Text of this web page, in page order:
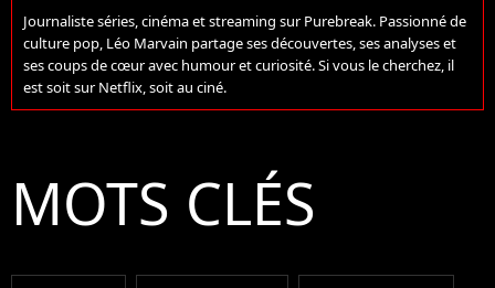
Journaliste séries, cinéma et streaming sur Purebreak. Passionné de
culture pop, Léo Marvain partage ses découvertes, ses analyses et
ses coups de cœur avec humour et curiosité. Si vous le cherchez, il
est soit sur Netflix, soit au ciné.
MOTS CLÉS